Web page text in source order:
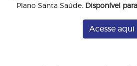
Plano Santa Saúde. Disponível
Acesse aqui